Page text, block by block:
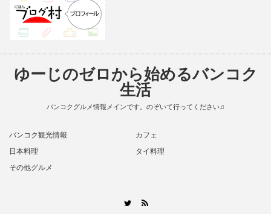
ゆーじのゼロから始めるバンコク
生活
バンコクグルメ情報メインです。のぞいて行ってください♫
バンコク観光情報
カフェ
日本料理
タイ料理
その他グルメ
Twitter